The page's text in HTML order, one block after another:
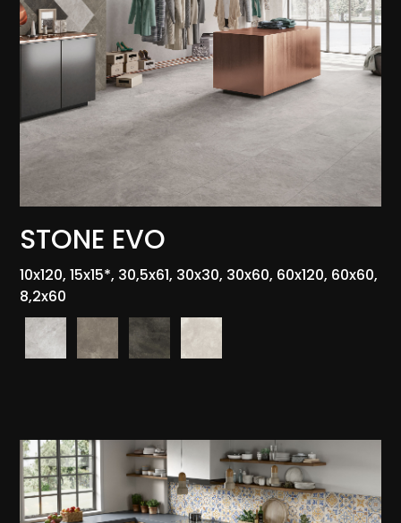
STONE EVO
10x120, 15x15*, 30,5x61, 30x30, 30x60, 60x120, 60x60,
8,2x60